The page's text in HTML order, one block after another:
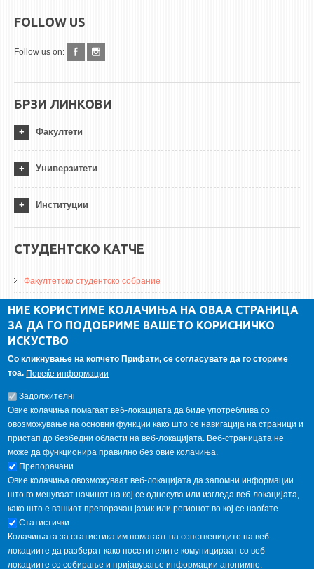
FOLLOW US
Follow us on:
БРЗИ ЛИНКОВИ
Факултети
Универзитети
Институции
СТУДЕНТСКО КАТЧЕ
Факултетско студентско собрание
ДА Винчи магазин
Алумни асоцијација
ГАЛЕРИЈА
НИЕ КОРИСТИМЕ КОЛАЧИЊА НА ОВАА СТРАНИЦА
ЗА ДА ГО ПОДОБРИМЕ ВАШЕТО КОРИСНИЧКО
ИСКУСТВО
Со кликнување на копчето Прифати, се согласувате да го сториме
тоа. Повеќе информации
Задолжителнi
Овие колачиња помагаат веб-локацијата да биде употреблива со
овозможување на основни функции како што се навигација на страници и
пристап до безбедни области на веб-локацијата. Веб-страницата не
може да функционира правилно без овие колачиња.
Препорачани
Овие колачиња овозможуваат веб-локацијата да запомни информации
што го менуваат начинот на кој се однесува или изгледа веб-локацијата,
како што е вашиот препорачан јазик или регионот во кој се наоѓате.
Статистички
Колачињата за статистика им помагаат на сопствениците на веб-
локациите да разберат како посетителите комуницираат со веб-
локациите со собирање и пријавување информации анонимно.